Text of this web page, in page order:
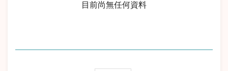
目前尚無任何資料